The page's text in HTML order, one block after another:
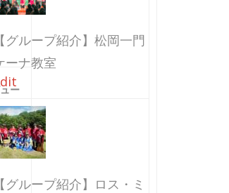
【グループ紹介】松岡一門
ーナ教室
ー
【グループ紹介】ロス・ミ